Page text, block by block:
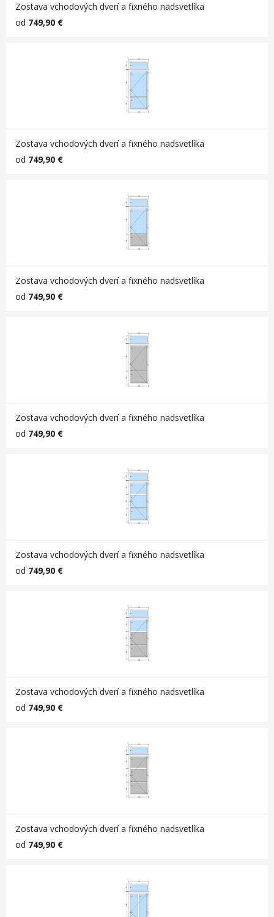
Zostava vchodových dverí a fixného nadsvetlíka
od 749,90 €
Zostava vchodových dverí a fixného nadsvetlíka
od 749,90 €
Zostava vchodových dverí a fixného nadsvetlíka
od 749,90 €
Zostava vchodových dverí a fixného nadsvetlíka
od 749,90 €
Zostava vchodových dverí a fixného nadsvetlíka
od 749,90 €
Zostava vchodových dverí a fixného nadsvetlíka
od 749,90 €
Zostava vchodových dverí a fixného nadsvetlíka
od 749,90 €